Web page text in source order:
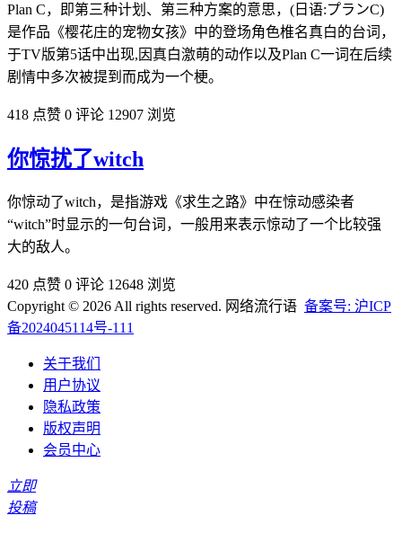
Plan C，即第三种计划、第三种方案的意思，(日语:プランC)
是作品《樱花庄的宠物女孩》中的登场角色椎名真白的台词，
于TV版第5话中出现,因真白激萌的动作以及Plan C一词在后续
剧情中多次被提到而成为一个梗。
418 点赞 0 评论 12907 浏览
你惊扰了witch
你惊动了witch，是指游戏《求生之路》中在惊动感染者
“witch”时显示的一句台词，一般用来表示惊动了一个比较强
大的敌人。
420 点赞 0 评论 12648 浏览
Copyright © 2026 All rights reserved. 网络流行语 备案号: 沪ICP
备2024045114号-111
关于我们
用户协议
隐私政策
版权声明
会员中心
立即
投稿